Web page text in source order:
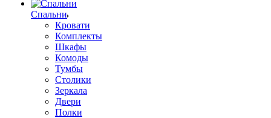
Спальни
Кровати
Комплекты
Шкафы
Комоды
Тумбы
Столики
Зеркала
Двери
Полки